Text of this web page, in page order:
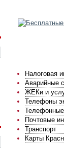
Налоговая
Аварийные
ЖЕКи и
Телефоны
Телефонные
Почтовые
Транспорт
Карты